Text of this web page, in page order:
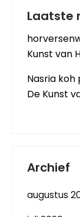
Laatste
Kunst van
Nasria koh
De Kunst
Archief
augustus